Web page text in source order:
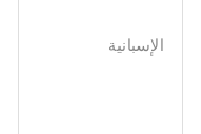
الإسبانية